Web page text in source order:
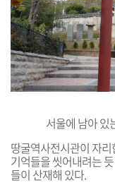
서울에 남아 있
땅굴역사전시관이 자
기억들을 씻어내려는
들이 산재해 있다.